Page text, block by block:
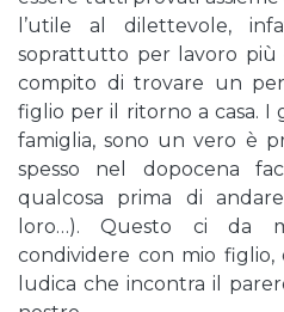
l’utile al dilettevole,
soprattutto per lavoro più
compito di trovare un
figlio per il ritorno a casa. I
famiglia, sono un vero è
spesso nel dopocena
qualcosa prima di
loro…). Questo ci da
condividere con mio
ludica che incontra il